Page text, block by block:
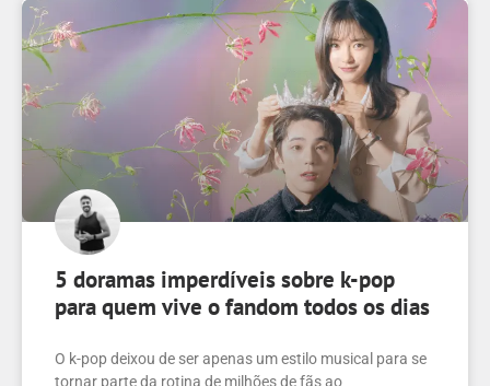
5 doramas imperdíveis sobre k-pop
para quem vive o fandom todos os dias
O k-pop deixou de ser apenas um estilo musical para se
tornar parte da rotina de milhões de fãs ao